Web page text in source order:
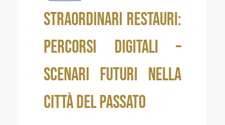
STRAORDINARI RESTAURI:
PERCORSI DIGITALI –
SCENARI FUTURI NELLA
CITTÀ DEL PASSATO